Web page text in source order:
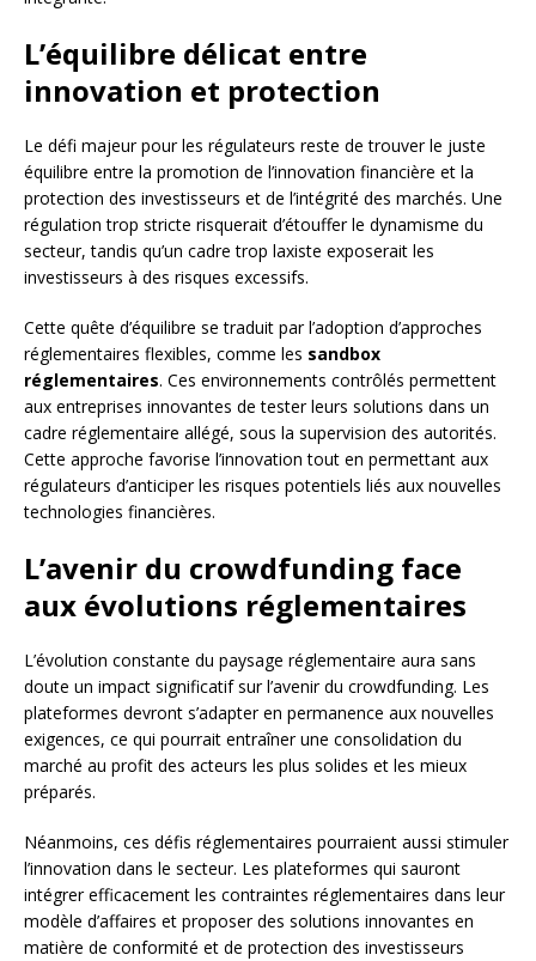
L’équilibre délicat entre
innovation et protection
Le défi majeur pour les régulateurs reste de trouver le juste
équilibre entre la promotion de l’innovation financière et la
protection des investisseurs et de l’intégrité des marchés. Une
régulation trop stricte risquerait d’étouffer le dynamisme du
secteur, tandis qu’un cadre trop laxiste exposerait les
investisseurs à des risques excessifs.
Cette quête d’équilibre se traduit par l’adoption d’approches
réglementaires flexibles, comme les sandbox
réglementaires. Ces environnements contrôlés permettent
aux entreprises innovantes de tester leurs solutions dans un
cadre réglementaire allégé, sous la supervision des autorités.
Cette approche favorise l’innovation tout en permettant aux
régulateurs d’anticiper les risques potentiels liés aux nouvelles
technologies financières.
L’avenir du crowdfunding face
aux évolutions réglementaires
L’évolution constante du paysage réglementaire aura sans
doute un impact significatif sur l’avenir du crowdfunding. Les
plateformes devront s’adapter en permanence aux nouvelles
exigences, ce qui pourrait entraîner une consolidation du
marché au profit des acteurs les plus solides et les mieux
préparés.
Néanmoins, ces défis réglementaires pourraient aussi stimuler
l’innovation dans le secteur. Les plateformes qui sauront
intégrer efficacement les contraintes réglementaires dans leur
modèle d’affaires et proposer des solutions innovantes en
matière de conformité et de protection des investisseurs